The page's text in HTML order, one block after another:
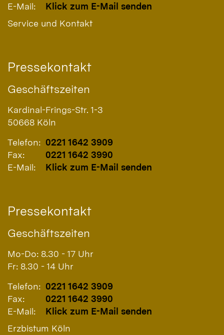
E-Mail:
Klick zum E-Mail senden
Service und Kontakt
Pressekontakt
Geschäftszeiten
Kardinal-Frings-Str. 1-3
50668 Köln
Telefon: 0221 1642 3909
Fax:
0221 1642 3990
E-Mail:
Klick zum E-Mail senden
Pressekontakt
Geschäftszeiten
Mo-Do: 8.30 - 17 Uhr
Fr: 8.30 - 14 Uhr
Telefon: 0221 1642 3909
Fax:
0221 1642 3990
E-Mail:
Klick zum E-Mail senden
Erzbistum Köln